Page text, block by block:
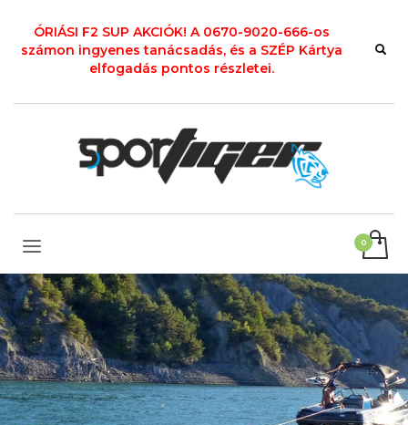
ÓRIÁSI F2 SUP AKCIÓK! A 0670-9020-666-os
számon ingyenes tanácsadás, és a SZÉP Kártya
elfogadás pontos részletei.